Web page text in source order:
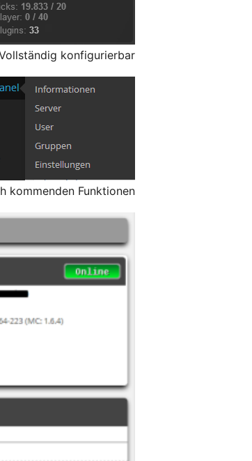
konfigurierbar.
kommenden Funktionen.